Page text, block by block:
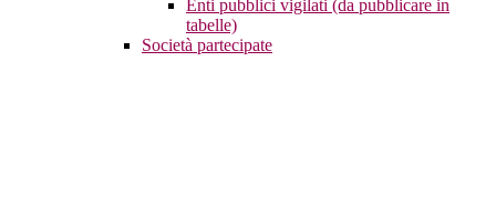
Enti pubblici vigilati (da pubblicare in
tabelle)
Società partecipate